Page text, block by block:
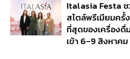
Italasia Festa
สไตล์พรีเมียมครั้
ที่สุดของเครื่องดื่
เข้า 6-9 สิงหาค